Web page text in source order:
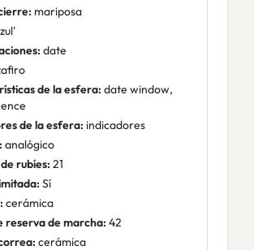
mariposa
date
de la esfera: date window,
de la esfera: indicadores
analógico
rubíes: 21
Sí
cerámica
reserva de marcha: 42
cerámica